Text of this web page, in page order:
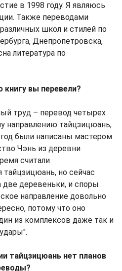
в 1998 году. Я являюсь
Также переводами
школ и стилей по
Днепропетровска,
литература по
вы перевели?
труд – перевод четырех
направлению тайцзицюань,
были написаны мастером
Чэнь из деревни
считали
тайцзицюань, но сейчас
две деревеньки, и споры
направление довольно
потому что оно
из комплексов даже так и
тайцзицюань нет планов